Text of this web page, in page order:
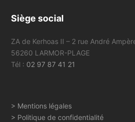
Siège social
ZA de Kerhoas II – 2 rue André
56260 LARMOR-PLAGE
Tél : 02 97 87 41 21
> Mentions légales
> Politique de confidentialité